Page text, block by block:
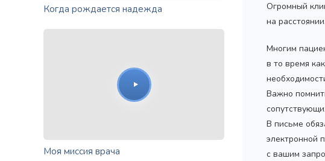
Когда рождается надежда
Моя миссия врача
Огромный
на расстоянии.
Многим
в то время
Важно
В письме
электронной
с вашим